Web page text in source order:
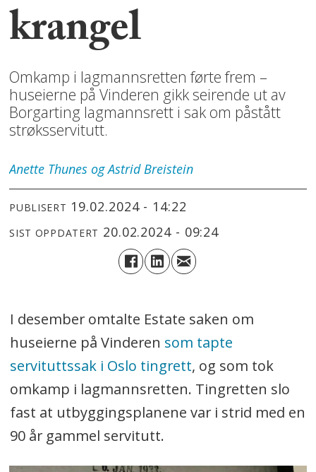
krangel
Omkamp i lagmannsretten førte frem –
huseierne på Vinderen gikk seirende ut av
Borgarting lagmannsrett i sak om påstått
strøksservitutt.
Anette Thunes og Astrid Breistein
PUBLISERT 19.02.2024 - 14:22
SIST OPPDATERT 20.02.2024 - 09:24
I desember omtalte Estate saken om
huseierne på Vinderen som tapte
servituttssak i Oslo tingrett, og som tok
omkamp i lagmannsretten. Tingretten slo
fast at utbyggingsplanene var i strid med en
90 år gammel servitutt.